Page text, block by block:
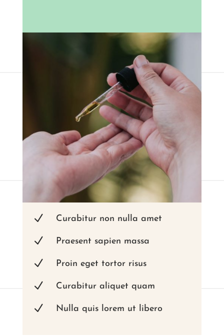
N Curabitur non nulla amet
N Praesent sapien massa
N Proin eget tortor risus
N Curabitur aliquet quam
N Nulla quis lorem ut libero